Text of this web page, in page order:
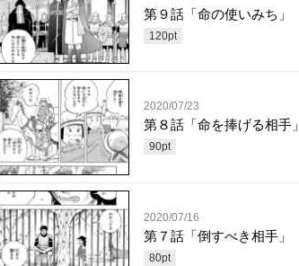
第９話「命の使いみち」
120pt
2020/07/23
第８話「命を捧げる相手」
90pt
2020/07/16
第７話「倒すべき相手」
80pt